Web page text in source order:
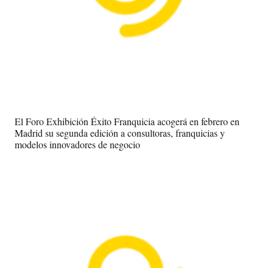
El Foro Exhibición Éxito Franquicia acogerá en febrero en
Madrid su segunda edición a consultoras, franquicias y
modelos innovadores de negocio